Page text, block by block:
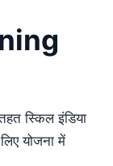
स्किल इंडिया
योजना में